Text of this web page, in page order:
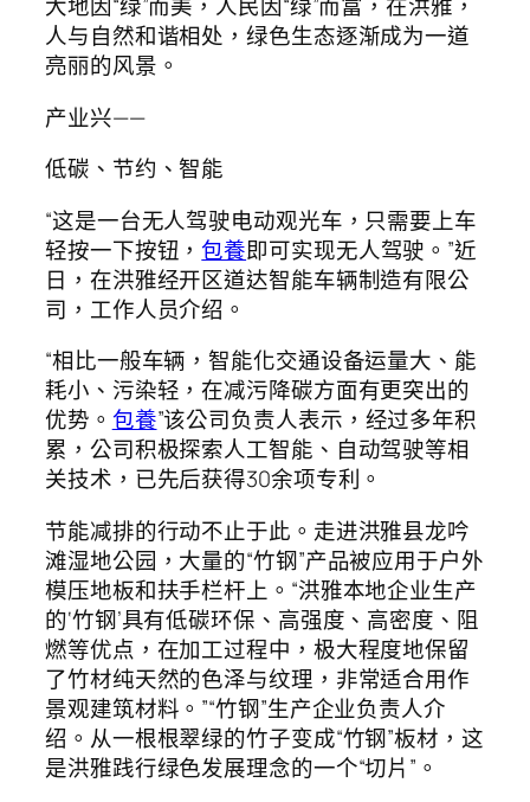
大地因“绿”而美，人民因“绿”而富，在洪雅，
人与自然和谐相处，绿色生态逐渐成为一道
亮丽的风景。
产业兴——
低碳、节约、智能
“这是一台无人驾驶电动观光车，只需要上车
轻按一下按钮，包養即可实现无人驾驶。”近
日，在洪雅经开区道达智能车辆制造有限公
司，工作人员介绍。
“相比一般车辆，智能化交通设备运量大、能
耗小、污染轻，在减污降碳方面有更突出的
优势。 包養”该公司负责人表示，经过多年积
累，公司积极探索人工智能、自动驾驶等相
关技术，已先后获得30余项专利。
节能减排的行动不止于此。走进洪雅县龙吟
滩湿地公园，大量的“竹钢”产品被应用于户外
模压地板和扶手栏杆上。“洪雅本地企业生产
的‘竹钢’具有低碳环保、高强度、高密度、阻
燃等优点，在加工过程中，极大程度地保留
了竹材纯天然的色泽与纹理，非常适合用作
景观建筑材料。”“竹钢”生产企业负责人介
绍。从一根根翠绿的竹子变成“竹钢”板材，这
是洪雅践行绿色发展理念的一个“切片”。